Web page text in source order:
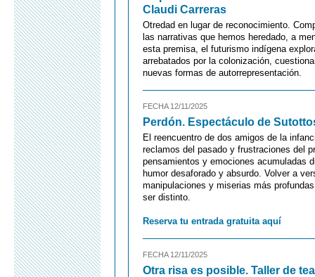
Claudi Carreras
Otredad en lugar de reconocimiento.
las narrativas que hemos heredado, a
esta premisa, el futurismo indígena
arrebatados por la colonización,
nuevas formas de autorrepresentación.
FECHA 12/11/2025
Perdón. Espectáculo de
El reencuentro de dos amigos de la
reclamos del pasado y frustraciones del
pensamientos y emociones acumuladas
humor desaforado y absurdo. Volver a
manipulaciones y miserias más
ser distinto.
Reserva tu entrada gratuita aquí
FECHA 12/11/2025
Otra risa es posible. Taller de